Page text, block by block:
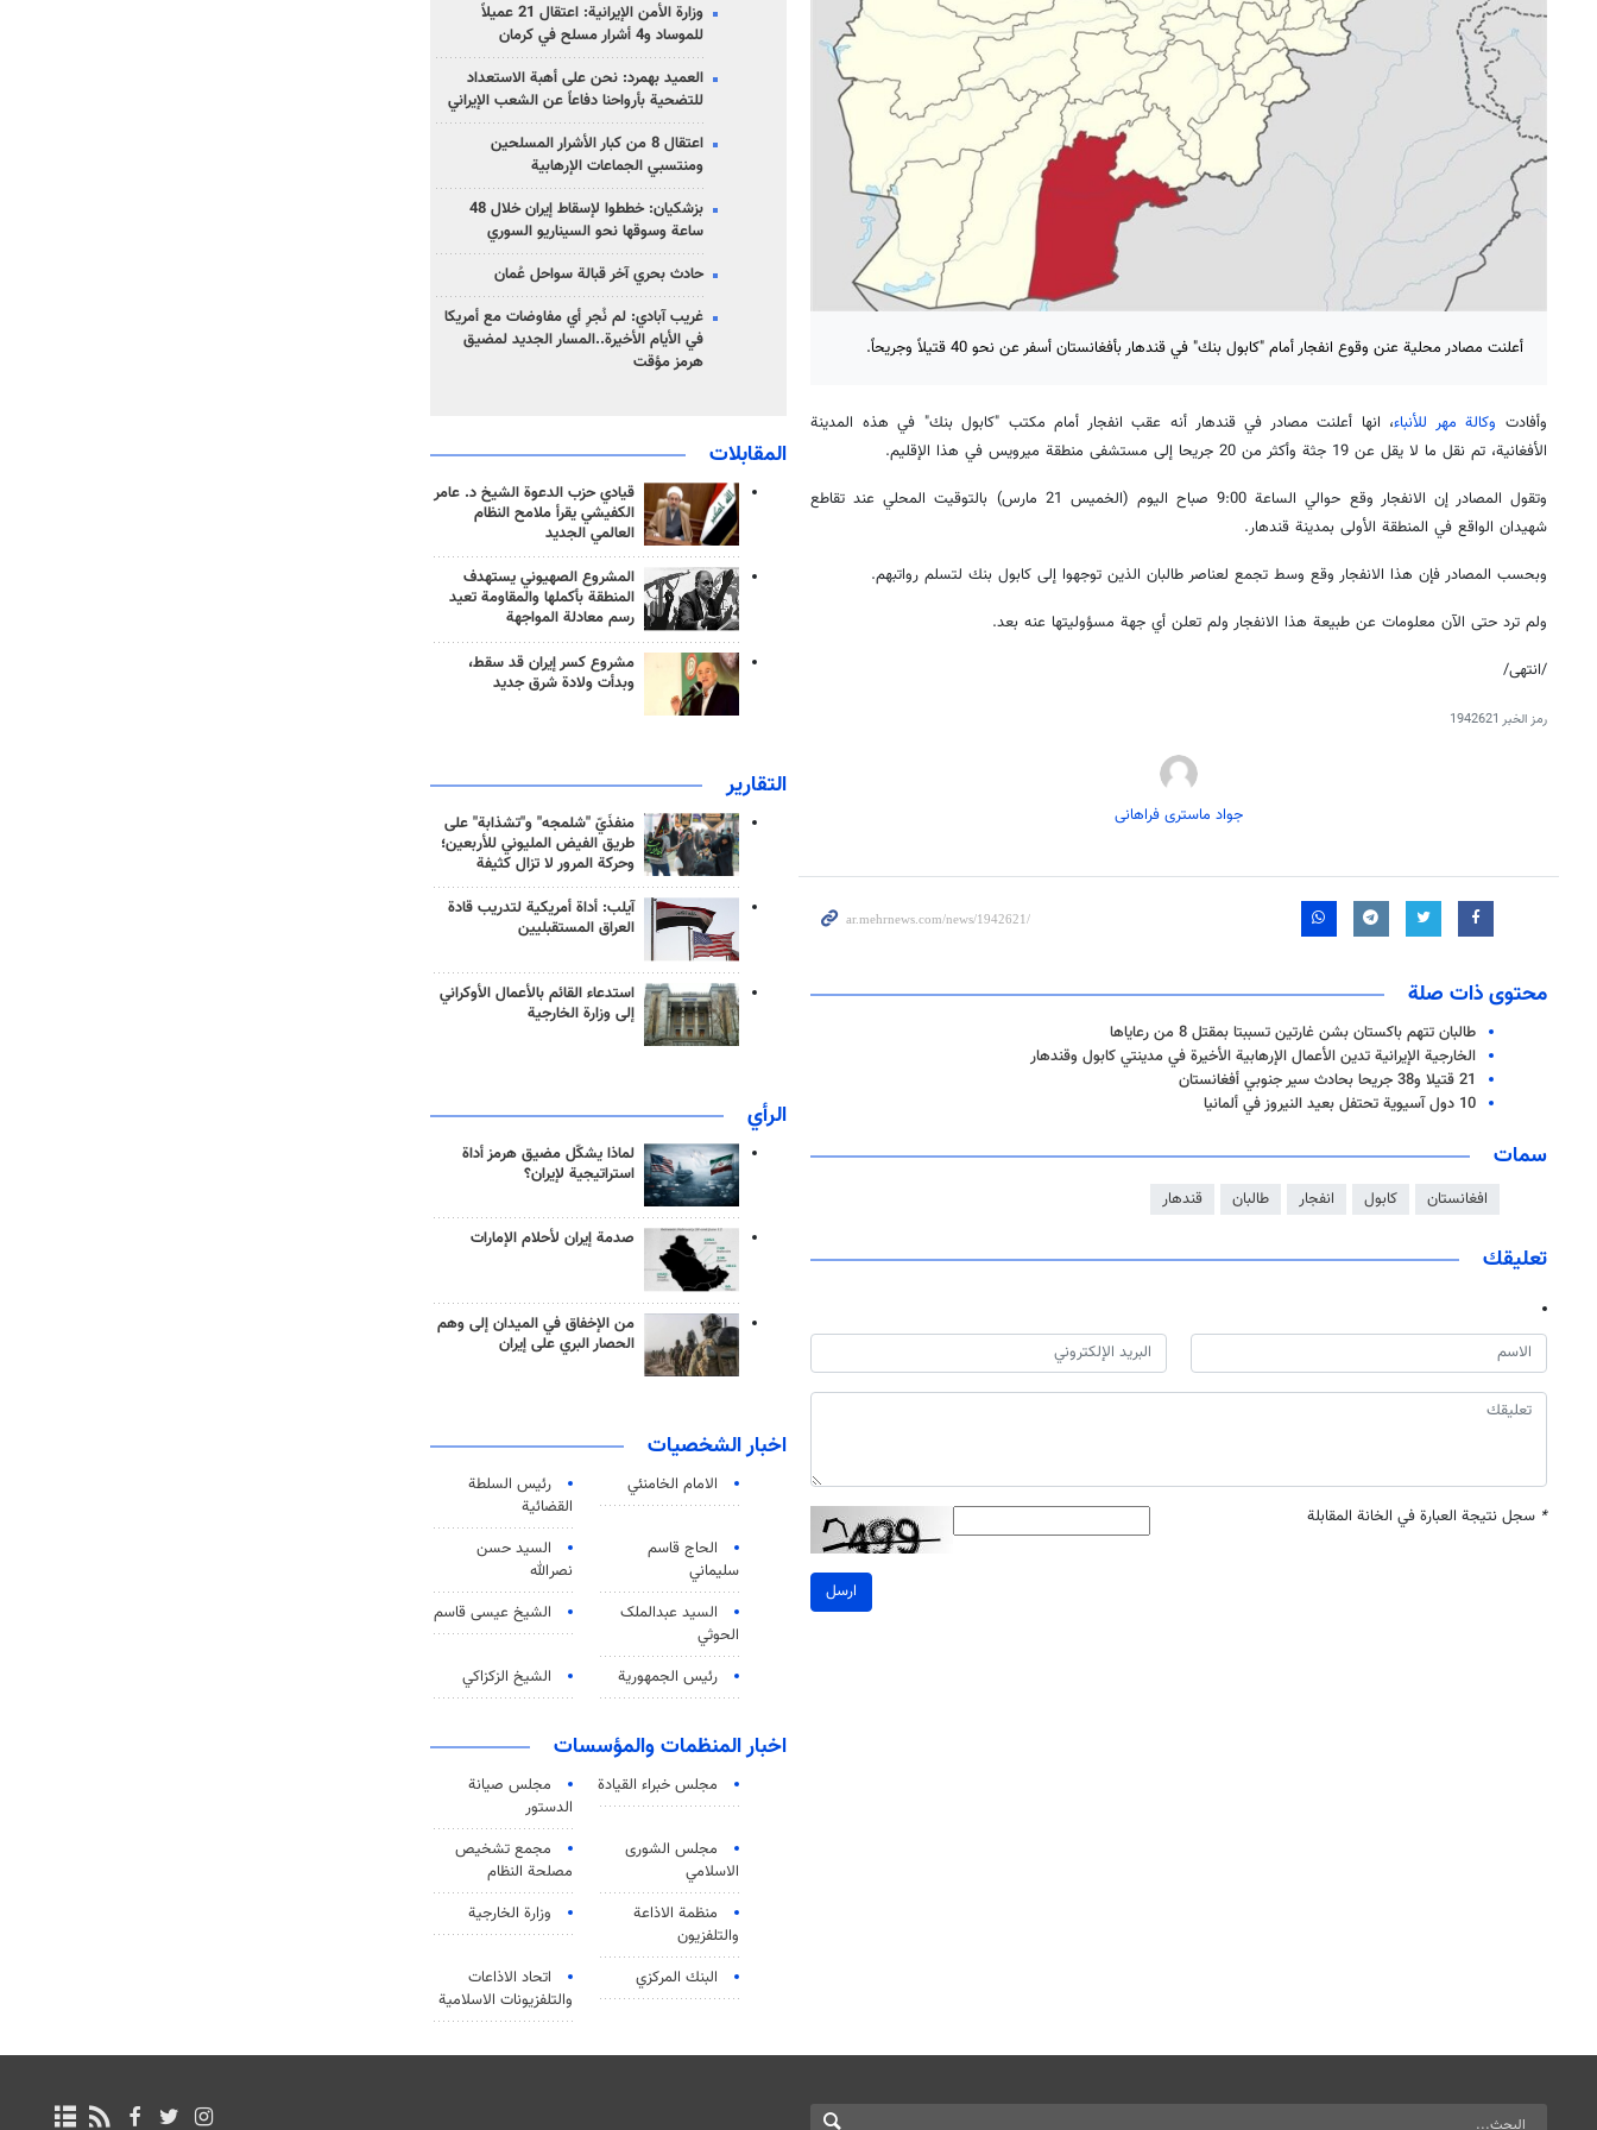
أعلنت مصادر محلية عنن وقوع انفجار أمام "كابول بنك" في قندهار بأفغانستان أسفر عن نحو 40 قتيلاً وجريحاً.
وأفادت وكالة مهر للأنباء، انها أعلنت مصادر في قندهار أنه عقب انفجار أمام مكتب "كابول بنك" في هذه المدينة
الأفغانية، تم نقل ما لا يقل عن 19 جثة وأكثر من 20 جريحا إلى مستشفى منطقة ميرويس في هذا الإقليم.
وتقول المصادر إن الانفجار وقع حوالي الساعة 9:00 صباح اليوم (الخميس 21 مارس) بالتوقيت المحلي عند تقاطع
شهيدان الواقع في المنطقة الأولى بمدينة قندهار.
وبحسب المصادر فإن هذا الانفجار وقع وسط تجمع لعناصر طالبان الذين توجهوا إلى كابول بنك لتسلم رواتبهم.
ولم ترد حتى الآن معلومات عن طبيعة هذا الانفجار ولم تعلن أي جهة مسؤوليتها عنه بعد.
/انتهى/
رمز الخبر 1942621
جواد ماستری فراهانی
محتوى ذات صلة
طالبان تتهم باكستان بشن غارتين تسببتا بمقتل 8 من رعاياها
الخارجية الإيرانية تدين الأعمال الإرهابية الأخيرة في مدينتي كابول وقندهار
21 قتيلا و38 جريحا بحادث سير جنوبي أفغانستان
10 دول آسيوية تحتفل بعيد النيروز في ألمانيا
سمات
افغانستان كابول انفجار طالبان قندهار
تعليقك
* سجل نتيجة العبارة في الخانة المقابلة
ارسل
وزارة الأمن الإيرانية: اعتقال 21 عميلاً
للموساد و4 أشرار مسلح في كرمان
العميد بهمرد: نحن على أهبة الاستعداد
للتضحية بأرواحنا دفاعاً عن الشعب الإيراني
اعتقال 8 من كبار الأشرار المسلحين
ومنتسبي الجماعات الإرهابية
بزشكيان: خططوا لإسقاط إيران خلال 48
ساعة وسوقها نحو السيناريو السوري
حادث بحري آخر قبالة سواحل عُمان
غريب آبادي: لم نُجرِ أي مفاوضات مع أمريكا
في الأيام الأخيرة..المسار الجديد لمضيق
هرمز مؤقت
المقابلات
قيادي حزب الدعوة الشيخ د. عامر
الكفيشي يقرأ ملامح النظام
العالمي الجديد
المشروع الصهيوني يستهدف
المنطقة بأكملها والمقاومة تعيد
رسم معادلة المواجهة
مشروع كسر إيران قد سقط،
وبدأت ولادة شرق جديد
التقارير
منفذَيّ "شلمجه" و"تشذابة" على
طريق الفيض المليوني للأربعين؛
وحركة المرور لا تزال كثيفة
آيلب: أداة أمريكية لتدريب قادة
العراق المستقبليين
استدعاء القائم بالأعمال الأوكراني
إلى وزارة الخارجية
الرأي
لماذا يشكّل مضيق هرمز أداة
استراتيجية لإيران؟
صدمة إيران لأحلام الإمارات
من الإخفاق في الميدان إلى وهم
الحصار البري على إيران
اخبار الشخصيات
الامام الخامنئي
رئیس السلطة
القضائیة
الحاج قاسم
سليماني
السيد حسن
نصرالله
السید عبدالملک
الحوثي
الشيخ عيسى قاسم
رئيس الجمهورية الشيخ الزكزاكي
اخبار المنظمات والمؤسسات
مجلس خبراء القيادة
مجلس صيانة
الدستور
مجلس الشورى
الاسلامي
مجمع تشخيص
مصلحة النظام
منظمة الاذاعة
والتلفزیون
وزارة الخارجية
البنك المركزي
اتحاد الاذاعات
والتلفزيونات الاسلامية